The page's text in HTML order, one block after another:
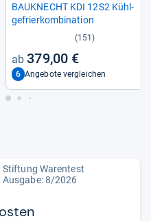
BAU­KNECHT KDI 12S2 Kühl­
ge­frier­kom­bi­na­tion
(151)
379,00 €
6 Angebote vergleichen
Stiftung Warentest
Ausgabe: 8/2026